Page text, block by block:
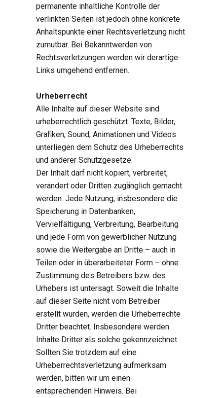
permanente inhaltliche Kontrolle der
verlinkten Seiten ist jedoch ohne konkrete
Anhaltspunkte einer Rechtsverletzung nicht
zumutbar. Bei Bekanntwerden von
Rechtsverletzungen werden wir derartige
Links umgehend entfernen.
Urheberrecht
Alle Inhalte auf dieser Website sind
urheberrechtlich geschützt. Texte, Bilder,
Grafiken, Sound, Animationen und Videos
unterliegen dem Schutz des Urheberrechts
und anderer Schutzgesetze.
Der Inhalt darf nicht kopiert, verbreitet,
verändert oder Dritten zugänglich gemacht
werden. Jede Nutzung, insbesondere die
Speicherung in Datenbanken,
Vervielfältigung, Verbreitung, Bearbeitung
und jede Form von gewerblicher Nutzung
sowie die Weitergabe an Dritte – auch in
Teilen oder in überarbeiteter Form – ohne
Zustimmung des Betreibers bzw. des
Urhebers ist untersagt. Soweit die Inhalte
auf dieser Seite nicht vom Betreiber
erstellt wurden, werden die Urheberrechte
Dritter beachtet. Insbesondere werden
Inhalte Dritter als solche gekennzeichnet.
Sollten Sie trotzdem auf eine
Urheberrechtsverletzung aufmerksam
werden, bitten wir um einen
entsprechenden Hinweis. Bei